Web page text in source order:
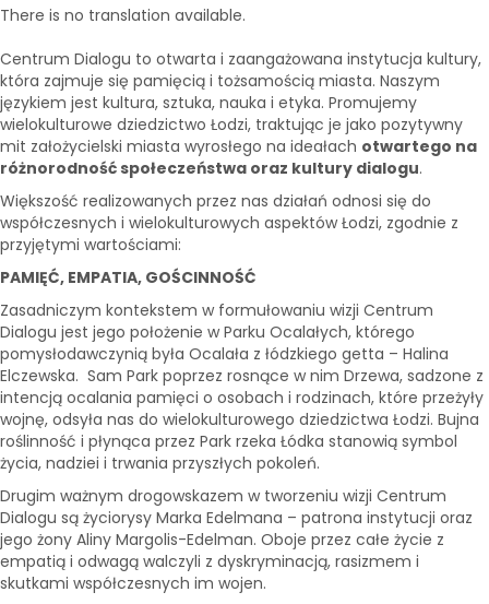
There is no translation available.
Centrum Dialogu to otwarta i zaangażowana instytucja kultury,
która zajmuje się pamięcią i tożsamością miasta. Naszym
językiem jest kultura, sztuka, nauka i etyka. Promujemy
wielokulturowe dziedzictwo Łodzi, traktując je jako pozytywny
mit założycielski miasta wyrosłego na ideałach otwartego na
różnorodność społeczeństwa oraz kultury dialogu.
Większość realizowanych przez nas działań odnosi się do
współczesnych i wielokulturowych aspektów Łodzi, zgodnie z
przyjętymi wartościami:
PAMIĘĆ, EMPATIA, GOŚCINNOŚĆ
Zasadniczym kontekstem w formułowaniu wizji Centrum
Dialogu jest jego położenie w Parku Ocalałych, którego
pomysłodawczynią była Ocalała z łódzkiego getta – Halina
Elczewska. Sam Park poprzez rosnące w nim Drzewa, sadzone z
intencją ocalania pamięci o osobach i rodzinach, które przeżyły
wojnę, odsyła nas do wielokulturowego dziedzictwa Łodzi. Bujna
roślinność i płynąca przez Park rzeka Łódka stanowią symbol
życia, nadziei i trwania przyszłych pokoleń.
Drugim ważnym drogowskazem w tworzeniu wizji Centrum
Dialogu są życiorysy Marka Edelmana – patrona instytucji oraz
jego żony Aliny Margolis-Edelman. Oboje przez całe życie z
empatią i odwagą walczyli z dyskryminacją, rasizmem i
skutkami współczesnych im wojen.